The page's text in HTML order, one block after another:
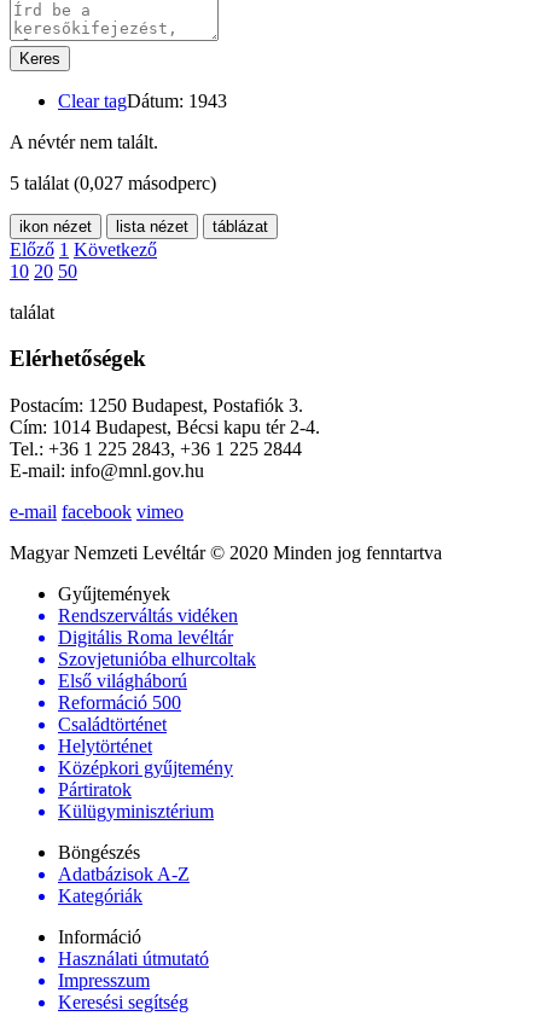
Keres
Clear tagDátum: 1943
A névtér nem talált.
5 találat (0,027 másodperc)
ikon nézet lista nézet táblázat
Előző 1 Következő
10 20 50
találat
Elérhetőségek
Postacím: 1250 Budapest, Postafiók 3.
Cím: 1014 Budapest, Bécsi kapu tér 2-4.
Tel.: +36 1 225 2843, +36 1 225 2844
E-mail: info@mnl.gov.hu
e-mail facebook vimeo
Magyar Nemzeti Levéltár © 2020 Minden jog fenntartva
Gyűjtemények
Rendszerváltás vidéken
Digitális Roma levéltár
Szovjetunióba elhurcoltak
Első világháború
Reformáció 500
Családtörténet
Helytörténet
Középkori gyűjtemény
Pártiratok
Külügyminisztérium
Böngészés
Adatbázisok A-Z
Kategóriák
Információ
Használati útmutató
Impresszum
Keresési segítség